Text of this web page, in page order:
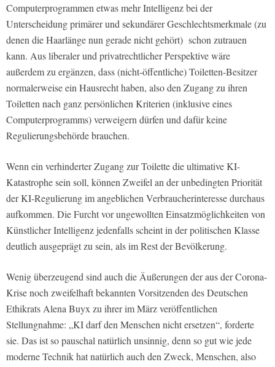
Computerprogrammen etwas mehr Intelligenz bei der
Unterscheidung primärer und sekundärer Geschlechtsmerkmale (zu
denen die Haarlänge nun gerade nicht gehört) schon zutrauen
kann. Aus liberaler und privatrechtlicher Perspektive wäre
außerdem zu ergänzen, dass (nicht-öffentliche) Toiletten-Besitzer
normalerweise ein Hausrecht haben, also den Zugang zu ihren
Toiletten nach ganz persönlichen Kriterien (inklusive eines
Computerprogramms) verweigern dürfen und dafür keine
Regulierungsbehörde brauchen.
Wenn ein verhinderter Zugang zur Toilette die ultimative KI-
Katastrophe sein soll, können Zweifel an der unbedingten Priorität
der KI-Regulierung im angeblichen Verbraucherinteresse durchaus
aufkommen. Die Furcht vor ungewollten Einsatzmöglichkeiten von
Künstlicher Intelligenz jedenfalls scheint in der politischen Klasse
deutlich ausgeprägt zu sein, als im Rest der Bevölkerung.
Wenig überzeugend sind auch die Äußerungen der aus der Corona-
Krise noch zweifelhaft bekannten Vorsitzenden des Deutschen
Ethikrats Alena Buyx zu ihrer im März veröffentlichen
Stellungnahme: „KI darf den Menschen nicht ersetzen“, forderte
sie. Das ist so pauschal natürlich unsinnig, denn so gut wie jede
moderne Technik hat natürlich auch den Zweck, Menschen, also